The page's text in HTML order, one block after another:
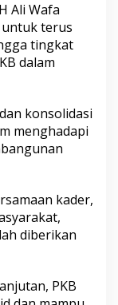
Ali Wafa
terus
tingkat
dalam
konsolidasi
menghadapi
kader,
diberikan
PKB